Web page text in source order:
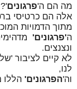
מה הם ה'פרגונים'?
אלה הם כרטיסי
מתוך הדמויות
ה'פרגונים'
ונצנצים.
לא קיים לציבור
לנו,
וה'הפרגונים' הללו